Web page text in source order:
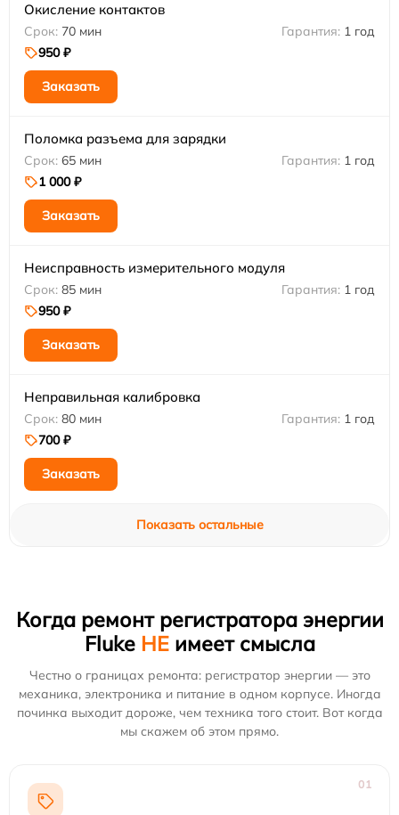
Окисление контактов
70 мин
1 год
950 ₽
Заказать
Поломка разъема для зарядки
65 мин
1 год
1 000 ₽
Заказать
Неисправность измерительного модуля
85 мин
1 год
950 ₽
Заказать
Неправильная калибровка
80 мин
1 год
700 ₽
Заказать
Показать остальные
Когда ремонт регистратора энергии
Fluke НЕимеет смысла
Честно о границах ремонта: регистратор энергии — это
механика, электроника и питание в одном корпусе. Иногда
починка выходит дороже, чем техника того стоит. Вот когда
мы скажем об этом прямо.
01